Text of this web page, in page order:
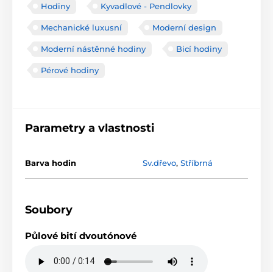
Hodiny Kyvadlové - Pendlovky
Mechanické luxusní Moderní design
Moderní nástěnné hodiny Bicí hodiny
Pérové hodiny
Parametry a vlastnosti
Barva hodin Sv.dřevo, Stříbrná
Soubory
Půlové bití dvoutónové